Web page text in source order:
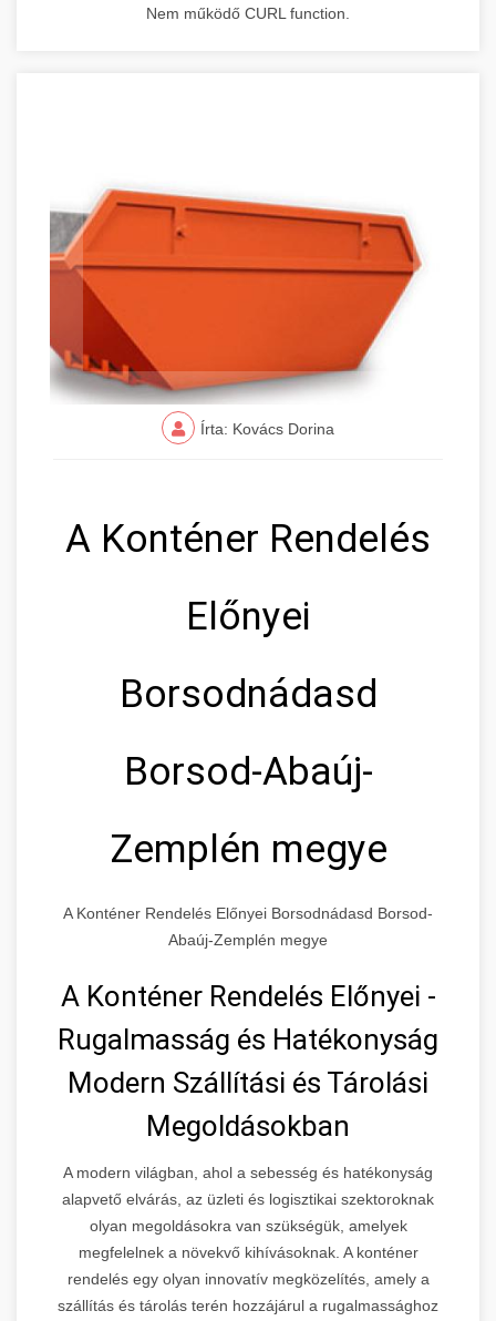
Nem működő CURL function.
Írta: Kovács Dorina
A Konténer Rendelés
Előnyei
Borsodnádasd
Borsod-Abaúj-
Zemplén megye
A Konténer Rendelés Előnyei Borsodnádasd Borsod-
Abaúj-Zemplén megye
A Konténer Rendelés Előnyei -
Rugalmasság és Hatékonyság
Modern Szállítási és Tárolási
Megoldásokban
A modern világban, ahol a sebesség és hatékonyság
alapvető elvárás, az üzleti és logisztikai szektoroknak
olyan megoldásokra van szükségük, amelyek
megfelelnek a növekvő kihívásoknak. A konténer
rendelés egy olyan innovatív megközelítés, amely a
szállítás és tárolás terén hozzájárul a rugalmassághoz